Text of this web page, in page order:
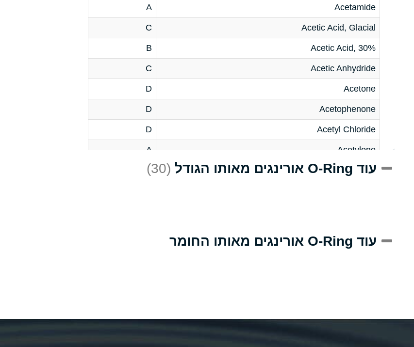
Acetamide
A
Acetic Acid, Glacial
C
Acetic Acid, 30%
B
Acetic Anhydride
C
Acetone
D
Acetophenone
D
Acetyl Chloride
D
Acetylene
A
Acrlylonitrile
D
Aluminum Acetate (Aqueous)
עוד O-Ring אורינגים מאותו הגודל (30)
עוד O-Ring אורינגים מאותו החומר